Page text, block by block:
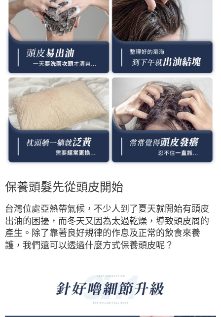
保養頭髮先從頭皮開始
台灣位處亞熱帶氣候，不少人到了夏天就開始有頭皮
出油的困擾，而冬天又因為太過乾燥，導致頭皮屑的
產生。除了靠著良好規律的作息及正常的飲食來養
護，我們還可以透過什麼方式保養頭皮呢？